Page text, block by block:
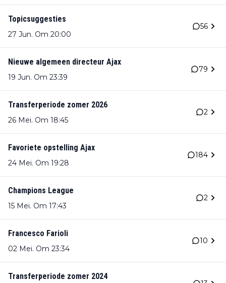
Topicsuggesties
27 Jun. Om 20:00
56
Nieuwe algemeen directeur Ajax
19 Jun. Om 23:39
79
Transferperiode zomer 2026
26 Mei. Om 18:45
2
Favoriete opstelling Ajax
24 Mei. Om 19:28
184
Champions League
15 Mei. Om 17:43
2
Francesco Farioli
02 Mei. Om 23:34
10
Transferperiode zomer 2024